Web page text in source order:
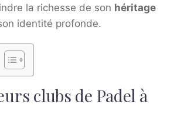
la richesse de son héritage
identité profonde.
clubs de Padel à